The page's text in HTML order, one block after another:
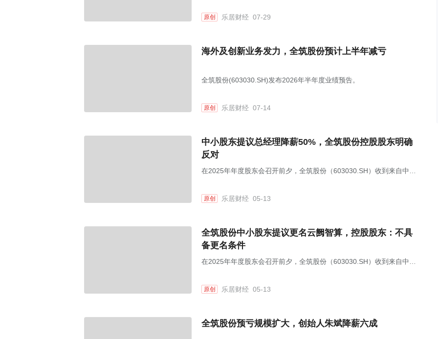
原创 乐居财经 07-29
海外及创新业务发力，全筑股份预计上半年减亏
全筑股份(603030.SH)发布2026年半年度业绩预告。
原创 乐居财经 07-14
中小股东提议总经理降薪50%，全筑股份控股股东明确
反对
在2025年年度股东会召开前夕，全筑股份（603030.SH）收到来自中小
原创 乐居财经 05-13
全筑股份中小股东提议更名云阙智算，控股股东：不具
备更名条件
在2025年年度股东会召开前夕，全筑股份（603030.SH）收到来自中小
原创 乐居财经 05-13
全筑股份预亏规模扩大，创始人朱斌降薪六成